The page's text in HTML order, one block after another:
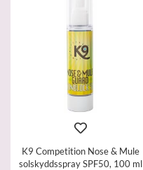
K9 Competition Nose & Mule
solskyddsspray SPF50, 100 ml